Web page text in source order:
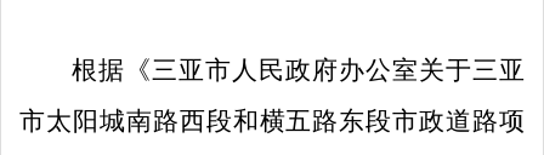
根据《三亚市人民政府办公室关于三亚
市太阳城南路西段和横五路东段市政道路项